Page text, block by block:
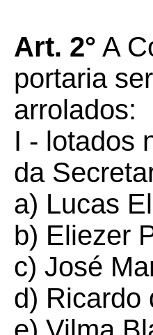
Art. 2° A
portaria
arrolados:
I - lotados
da
a) Lucas
b) Eliezer
c) José
d) Ricardo